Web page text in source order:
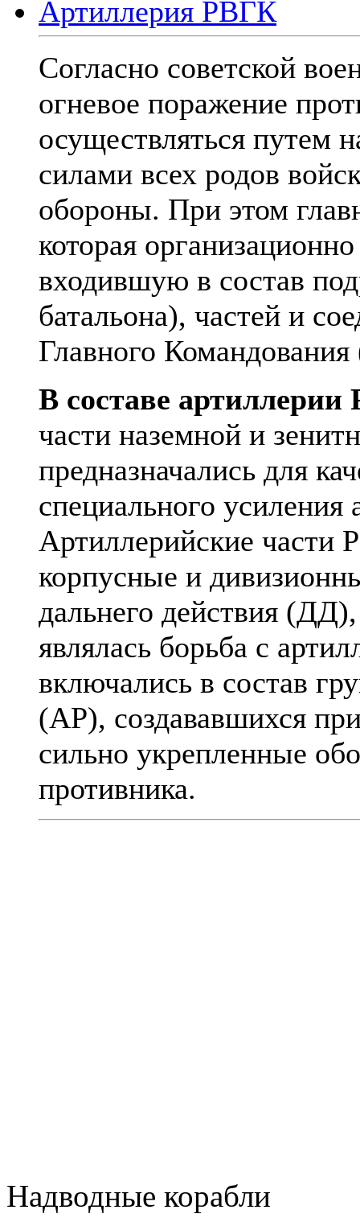
Артиллерия РВГК
Согласно советской
огневое поражение
осуществляться путем
силами всех родов
обороны. При этом
которая
входившую в состав
батальона), частей и
Главного
В составе
части наземной и
предназначались для
специального усиления
Артиллерийские части
корпусные и
дальнего действия
являлась борьба с
включались в состав
(АР), создававшихся
сильно укрепленные
противника.
Надводные корабли